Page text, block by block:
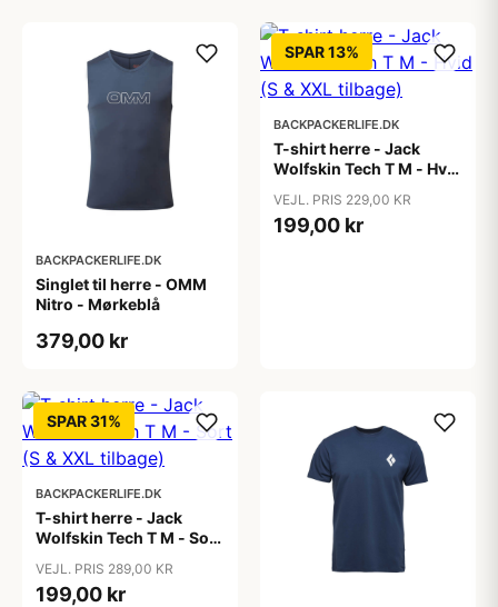
BACKPACKERLIFE.DK
Singlet til herre - OMM
Nitro - Mørkeblå
379,00 kr
SPAR 13%
BACKPACKERLIFE.DK
T-shirt herre - Jack
Wolfskin Tech T M - Hvid
VEJL. PRIS 229,00 KR
199,00 kr
SPAR 31%
BACKPACKERLIFE.DK
T-shirt herre - Jack
Wolfskin Tech T M - Sort
VEJL. PRIS 289,00 KR
199,00 kr